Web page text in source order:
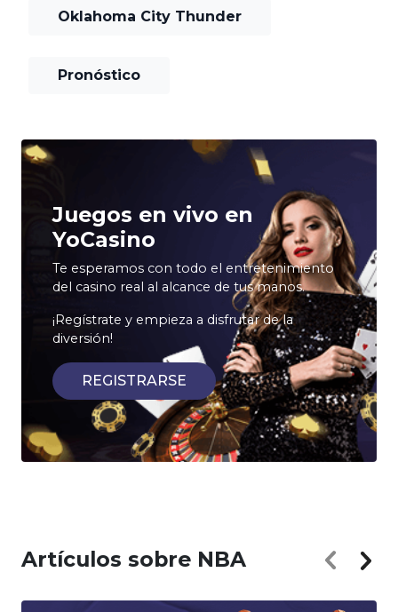
Oklahoma City Thunder
Pronóstico
Juegos en vivo en
YoCasino
Te esperamos con todo el entretenimiento
del casino real al alcance de tus manos.
¡Regístrate y empieza a disfrutar de la
diversión!
REGISTRARSE
Artículos sobre NBA